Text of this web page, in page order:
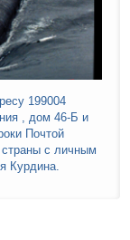
199004
, дом 46-Б и
Почтой
с личным
Курдина.